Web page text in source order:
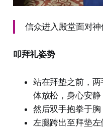
信众进入殿堂面对神
叩拜礼姿势
站在拜垫之前，
体放松，身心安静
然后双手抱拳于胸
左腿跨出至拜垫左